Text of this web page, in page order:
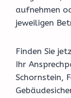
aufnehmen
jeweiligen
Finden Sie
Ihr
Schornstein,